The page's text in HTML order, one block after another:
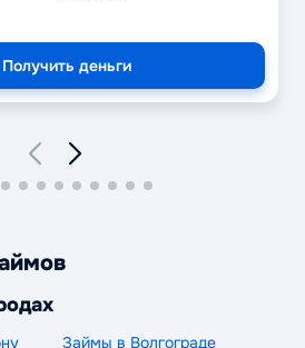
Получить деньги
Займы в Волгограде